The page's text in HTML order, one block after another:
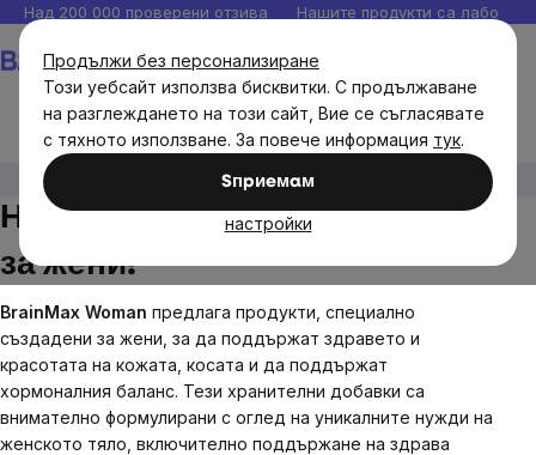
Продължи без персонализиране
Този уебсайт използва бисквитки. С продължаване
на разглеждането на този сайт, Вие се съгласявате
с тяхното използване. За повече информация тук.
Sпpиeмaм
настройки
Прескочи
към
съдържанието
Над 200 000 проверени отзива Нашите продукти са
Нови продукти на BrainMax за жени!
Нови продукти на BrainMax
за жени!
BrainMax Woman предлага продукти, специално
създадени за жени, за да поддържат здравето и
красотата на кожата, косата и да поддържат
хормоналния баланс. Тези хранителни добавки са
внимателно формулирани с оглед на уникалните нужди на
женското тяло, включително поддържане на здрава